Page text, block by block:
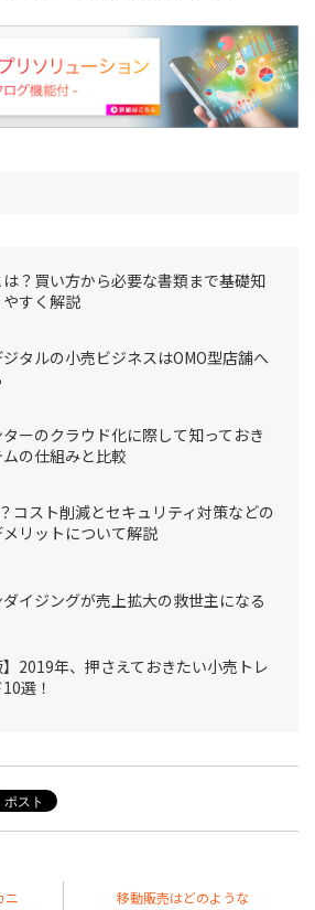
？買い方から必要な書類まで基礎知
すく解説
タルの小売ビジネスはOMO型店舗へ
ーのクラウド化に際して知っておき
の仕組みと比較
コスト削減とセキュリティ対策などの
リットについて解説
イジングが売上拡大の救世主になる
】2019年、押さえておきたい小売トレ
選！
ニ
移動販売はどのような